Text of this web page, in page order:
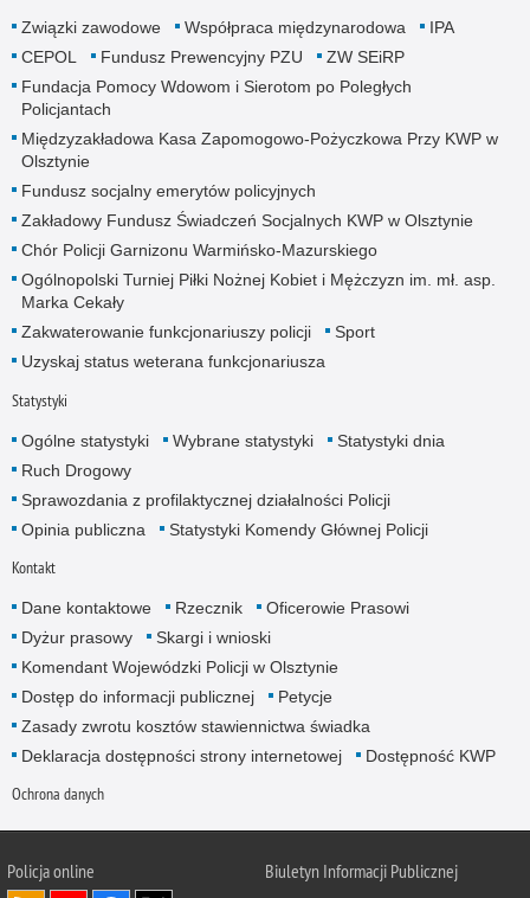
Związki zawodowe Współpraca międzynarodowa
IPA
CEPOL
Fundusz Prewencyjny PZU
ZW SEiRP
Fundacja Pomocy Wdowom i Sierotom po Poległych
Policjantach
Międzyzakładowa Kasa Zapomogowo-Pożyczkowa Przy KWP w
Olsztynie
Fundusz socjalny emerytów policyjnych
Zakładowy Fundusz Świadczeń Socjalnych KWP w Olsztynie
Chór Policji Garnizonu Warmińsko-Mazurskiego
Ogólnopolski Turniej Piłki Nożnej Kobiet i Mężczyzn im. mł. asp.
Marka Cekały
Zakwaterowanie funkcjonariuszy policji
Sport
Uzyskaj status weterana funkcjonariusza
Statystyki
Ogólne statystyki Wybrane statystyki
Statystyki dnia
Ruch Drogowy
Sprawozdania z profilaktycznej działalności Policji
Opinia publiczna
Statystyki Komendy Głównej Policji
Kontakt
Dane kontaktowe Rzecznik
Oficerowie Prasowi
Dyżur prasowy
Skargi i wnioski
Komendant Wojewódzki Policji w Olsztynie
Dostęp do informacji publicznej
Petycje
Zasady zwrotu kosztów stawiennictwa świadka
Deklaracja dostępności strony internetowej
Dostępność KWP
Ochrona danych
Policja online Biuletyn Informacji Publicznej